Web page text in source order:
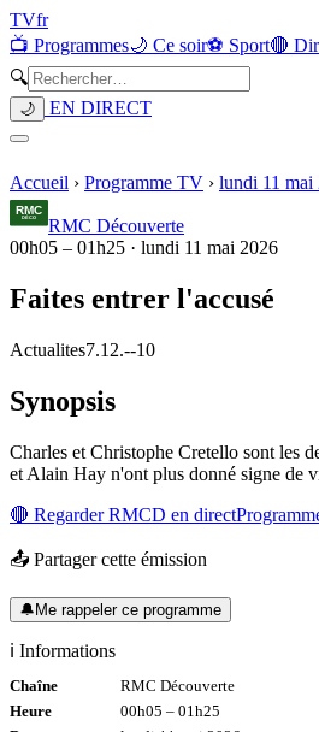
TVfr
📺 Programmes🌙 Ce soir⚽ Sport🔴
🔍
🌙 EN DIRECT
Accueil › Programme TV › lundi 11 mai
RMC Découverte
00h05 – 01h25 · lundi 11 mai 2026
Faites entrer l'accusé
Actualites7.12.--10
Synopsis
Charles et Christophe Cretello sont les
et Alain Hay n'ont plus donné signe de
🔴 RegarderRMCD en direct
📤 Partager cette émission
🔔Me rappeler ce programme
ℹ️ Informations
Chaîne
RMC Découverte
Heure
00h05 – 01h25